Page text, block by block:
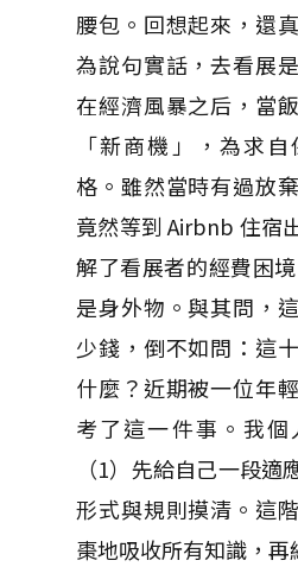
腰包。回想起來，還
為說句實話，去看展
在經濟風暴之后，當
「新商機」，為求
格。雖然當時有過放
竟然等到 Airbnb 住宿
解了看展者的經費困
是身外物。與其問，
少錢，倒不如問：這
什麼？近期被一位年
考了這一件事。我個
（1）先給自己一段適
形式與規則摸清。這
棗地吸收所有知識，再